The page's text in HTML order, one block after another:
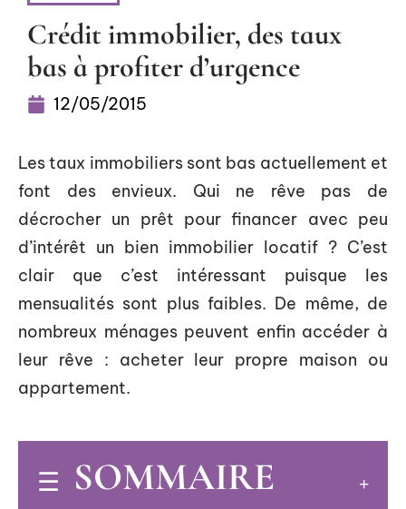
Crédit immobilier, des taux
bas à profiter d’urgence
12/05/2015
Les taux immobiliers sont bas actuellement et
font des envieux. Qui ne rêve pas de
décrocher un prêt pour financer avec peu
d’intérêt un bien immobilier locatif ? C’est
clair que c’est intéressant puisque les
mensualités sont plus faibles. De même, de
nombreux ménages peuvent enfin accéder à
leur rêve : acheter leur propre maison ou
appartement.
SOMMAIRE